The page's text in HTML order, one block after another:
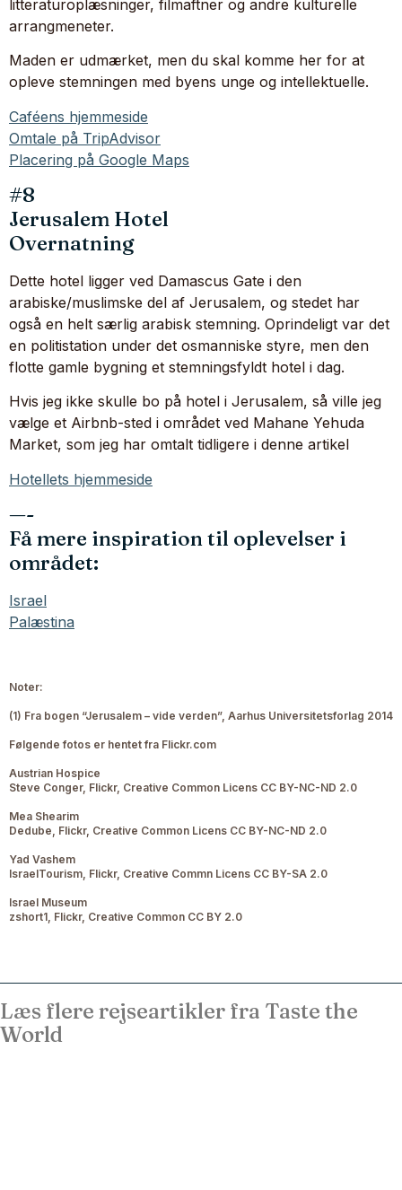
litteraturoplæsninger, filmaftner og andre kulturelle
arrangmeneter.
Maden er udmærket, men du skal komme her for at
opleve stemningen med byens unge og intellektuelle.
Caféens hjemmeside
Omtale på TripAdvisor
Placering på Google Maps
#8
Jerusalem Hotel
Overnatning
Dette hotel ligger ved Damascus Gate i den
arabiske/muslimske del af Jerusalem, og stedet har
også en helt særlig arabisk stemning. Oprindeligt var det
en politistation under det osmanniske styre, men den
flotte gamle bygning et stemningsfyldt hotel i dag.
Hvis jeg ikke skulle bo på hotel i Jerusalem, så ville jeg
vælge et Airbnb-sted i området ved Mahane Yehuda
Market, som jeg har omtalt tidligere i denne artikel
Hotellets hjemmeside
—-
Få mere inspiration til oplevelser i
området:
Israel
Palæstina
Noter:
(1) Fra bogen “Jerusalem – vide verden”, Aarhus Universitetsforlag 2014
Følgende fotos er hentet fra Flickr.com
Austrian Hospice
Steve Conger, Flickr, Creative Common Licens CC BY-NC-ND 2.0
Mea Shearim
Dedube, Flickr, Creative Common Licens CC BY-NC-ND 2.0
Yad Vashem
IsraelTourism, Flickr, Creative Commn Licens CC BY-SA 2.0
Israel Museum
zshort1, Flickr, Creative Common CC BY 2.0
Læs flere rejseartikler fra Taste the
World